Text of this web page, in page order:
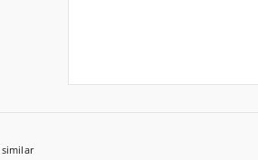
similar